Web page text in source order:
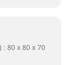
80 x 80 x 70